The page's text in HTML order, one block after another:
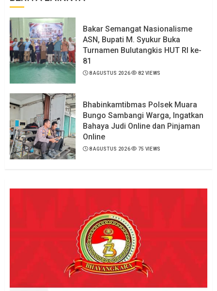
Bakar Semangat Nasionalisme
ASN, Bupati M. Syukur Buka
Turnamen Bulutangkis HUT RI ke-
81
8 AGUSTUS 2026 82 VIEWS
Bhabinkamtibmas Polsek Muara
Bungo Sambangi Warga, Ingatkan
Bahaya Judi Online dan Pinjaman
Online
8 AGUSTUS 2026 75 VIEWS